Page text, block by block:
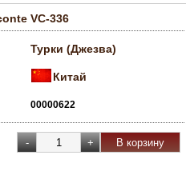
VC-336
Турки (Джезва)
Китай
00000622